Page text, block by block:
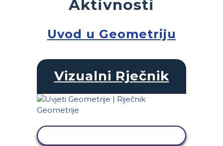
Aktivnosti
Uvod u Geometriju
Vizualni Rječnik